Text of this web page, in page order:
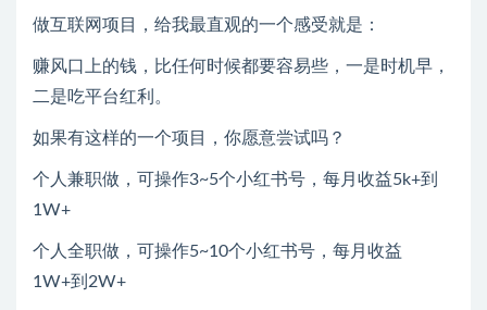
做互联网项目，给我最直观的一个感受就是：
赚风口上的钱，比任何时候都要容易些，一是时机早，
二是吃平台红利。
如果有这样的一个项目，你愿意尝试吗？
个人兼职做，可操作3~5个小红书号，每月收益5k+到
1W+
个人全职做，可操作5~10个小红书号，每月收益
1W+到2W+